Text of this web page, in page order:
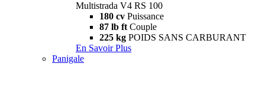
Multistrada V4 RS 100
180 cv Puissance
87 lb ft Couple
225 kg POIDS SANS CARBURANT
En Savoir Plus
Panigale